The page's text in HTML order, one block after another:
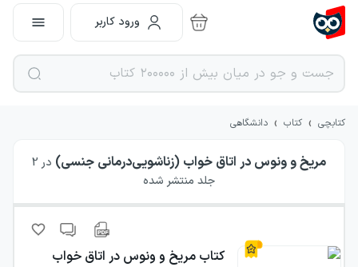
ورود کاربر
کتابچی › کتاب › دانشگاهی
مریخ و ونوس در اتاق خواب (زناشویی‌درمانی جنسی) در 2
جلد منتشر شده
کتاب مریخ و ونوس در اتاق خواب